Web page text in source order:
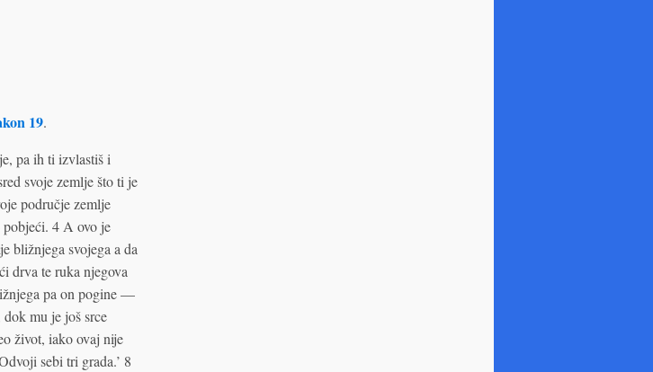
19.
pa ih ti izvlastiš i
svoje zemlje što ti je
područje zemlje
pobjeći. 4 A ovo je
bližnjega svojega a da
drva te ruka njegova
pa on pogine —
mu je još srce
život, iako ovaj nije
sebi tri grada.’ 8